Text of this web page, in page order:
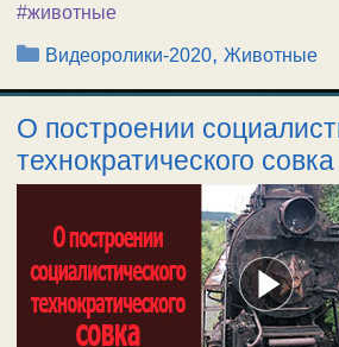
#животные
Рубрики
Видеоролики-2020,Животные
О построении
технократического совка